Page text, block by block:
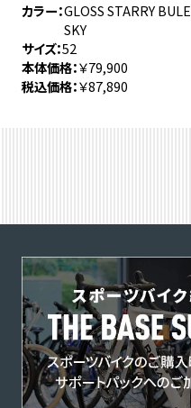
カラー GLOSS STARRY BULE
SKY
サイズ 52
本体価格 ￥79,900
税込価格 ￥87,890